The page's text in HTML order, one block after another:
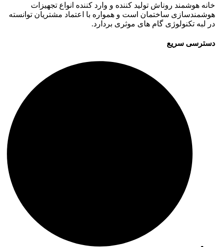
خانه هوشمند روناش تولید کننده و وارد کننده انواع تجهیزات
هوشمندسازی ساختمان است و همواره با اعتماد مشتریان توانسته
در لبه تکنولوژی گام های موثری بردارد.
دسترسی سریع